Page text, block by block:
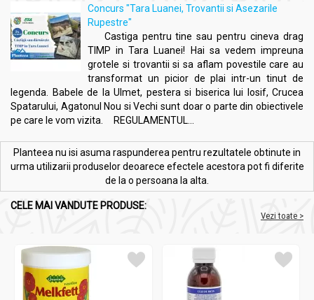
Concurs "Tara Luanei, Trovantii si Asezarile
Rupestre"
Castiga pentru tine sau pentru cineva drag
TIMP in Tara Luanei! Hai sa vedem impreuna
grotele si trovantii si sa aflam povestile care au
transformat un picior de plai intr-un tinut de
legenda. Babele de la Ulmet, pestera si biserica lui Iosif, Crucea
Spatarului, Agatonul Nou si Vechi sunt doar o parte din obiectivele
pe care le vom vizita. REGULAMENTUL...
Planteea nu isi asuma raspunderea pentru rezultatele obtinute in
urma utilizarii produselor deoarece efectele acestora pot fi diferite
de la o persoana la alta.
CELE MAI VANDUTE PRODUSE:
Vezi toate >